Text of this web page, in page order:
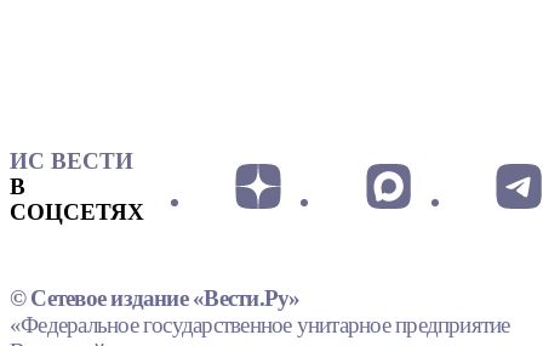
ИС ВЕСТИ
В
СОЦСЕТЯХ
© Сетевое издание «Вести.Ру»
«Федеральное государственное унитарное предприятие